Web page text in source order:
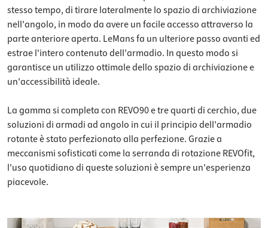
stesso tempo, di tirare lateralmente lo spazio di archiviazione
nell'angolo, in modo da avere un facile accesso attraverso la
parte anteriore aperta. LeMans fa un ulteriore passo avanti ed
estrae l'intero contenuto dell'armadio. In questo modo si
garantisce un utilizzo ottimale dello spazio di archiviazione e
un'accessibilità ideale.
La gamma si completa con REVO90 e tre quarti di cerchio, due
soluzioni di armadi ad angolo in cui il principio dell'armadio
rotante è stato perfezionato alla perfezione. Grazie a
meccanismi sofisticati come la serranda di rotazione REVOfit,
l'uso quotidiano di queste soluzioni è sempre un'esperienza
piacevole.